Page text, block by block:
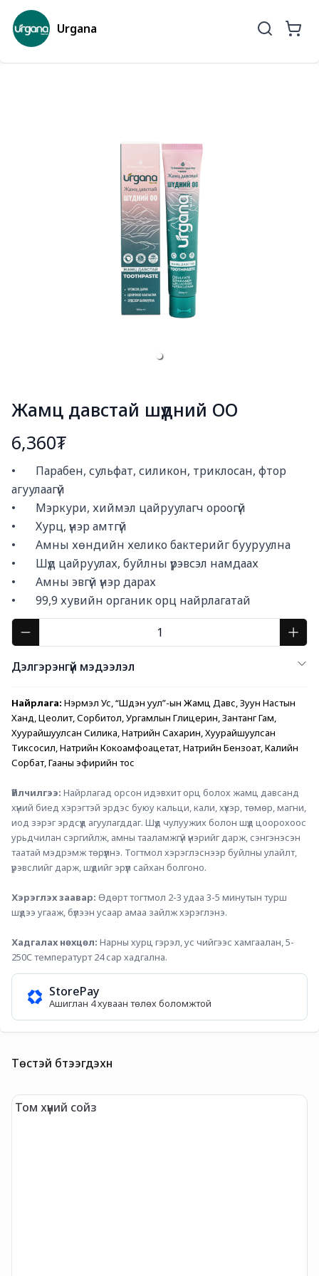
Urgana
Жамц давстай шүдний ОО
6,360₮
•       Парабен, сульфат, силикон, триклосан, фтор
агуулаагүй
•       Мэркури, хиймэл цайруулагч ороогүй
•       Хурц, үнэр амтгүй
•       Амны хөндийн хелико бактерийг бууруулна
•       Шүд цайруулах, буйлны үрэвсэл намдаах
•       Амны эвгүй үнэр дарах
•       99,9 хувийн органик орц найрлагатай
Дэлгэрэнгүй мэдээлэл
Найрлага: Нэрмэл Ус, “Шүдэн уул”-ын Жамц Давс, Зуун Настын
Ханд, Цеолит, Сорбитол, Ургамлын Глицерин, Зантанг Гам,
Хуурайшуулсан Силика, Натрийн Сахарин, Хуурайшуулсан
Тиксосил, Натрийн Кокоамфоацетат, Натрийн Бензоат, Калийн
Сорбат, Гааны эфирийн тос
Үйлчилгээ: Найрлагад орсон идэвхит орц болох жамц давсанд
хүний биед хэрэгтэй эрдэс буюу кальци, кали, хүхэр, төмөр, магни,
иод зэрэг эрдсүүд агуулагддаг. Шүд чулуужих болон шүд цоорохоос
урьдчилан сэргийлж, амны тааламжгүй үнэрийг дарж, сэнгэнэсэн
таатай мэдрэмж төрүүлнэ. Тогтмол хэрэглэснээр буйлны улайлт,
үрэвслийг дарж, шүдийг эрүүл сайхан болгоно.
Хэрэглэх заавар: Өдөрт тогтмол 2-3 удаа 3-5 минутын турш
шүдээ угааж, бүлээн усаар амаа зайлж хэрэглэнэ.
Хадгалах нөхцөл: Нарны хурц гэрэл, ус чийгээс хамгаалан, 5-
250C температурт 24 сар хадгална.
StorePay
Ашиглан 4 хуваан төлөх боломжтой
Төстэй бүтээгдэхүүн
Том хүний сойз